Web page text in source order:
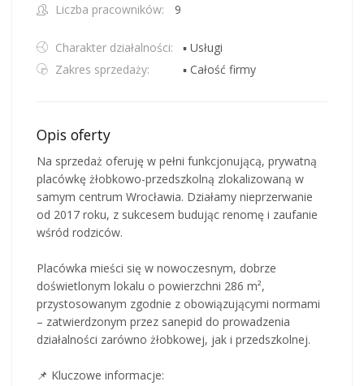
Liczba pracowników:
9
Charakter działalności:
▪ Usługi
Zakres sprzedaży:
▪ Całość firmy
Opis oferty
Na sprzedaż oferuję w pełni funkcjonującą, prywatną
placówkę żłobkowo-przedszkolną zlokalizowaną w
samym centrum Wrocławia. Działamy nieprzerwanie
od 2017 roku, z sukcesem budując renomę i zaufanie
wśród rodziców.
Placówka mieści się w nowoczesnym, dobrze
doświetlonym lokalu o powierzchni 286 m²,
przystosowanym zgodnie z obowiązującymi normami
– zatwierdzonym przez sanepid do prowadzenia
działalności zarówno żłobkowej, jak i przedszkolnej.
📌 Kluczowe informacje: